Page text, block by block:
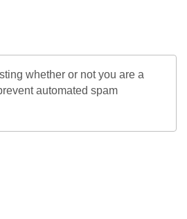
whether or not you are a
automated spam